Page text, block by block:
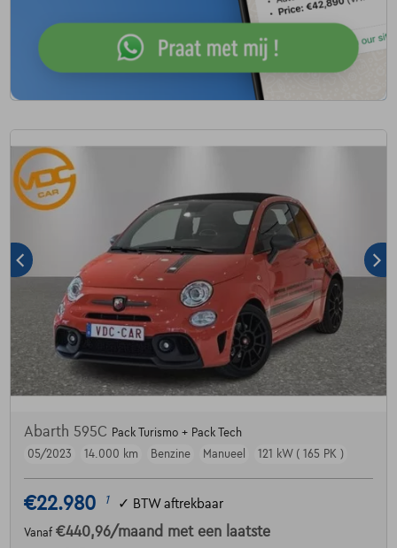
Abarth 595C Pack Turismo + Pack Tech
05/2023
14.000 km Benzine Manueel 121 kW ( 165 PK )
€22.980 1 ✓ BTW aftrekbaar
Vanaf €440,96/maand met een laatste